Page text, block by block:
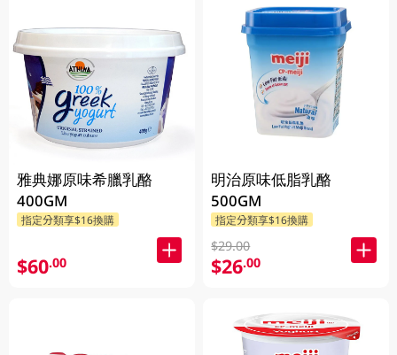
雅典娜原味希臘乳酪
400GM
指定分類享$16換購
$60.00
明治原味低脂乳酪
500GM
指定分類享$16換購
$29.00
$26.00